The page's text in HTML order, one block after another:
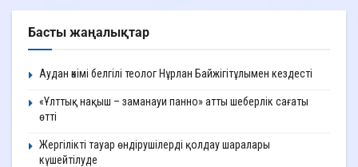
Басты жаңалықтар
Аудан әкімі белгілі теолог Нұрлан Байжігітұлымен кездесті
«Ұлттық нақыш – заманауи панно» атты шеберлік сағаты
өтті
Жергілікті тауар өндірушілерді қолдау шаралары
күшейтілуде